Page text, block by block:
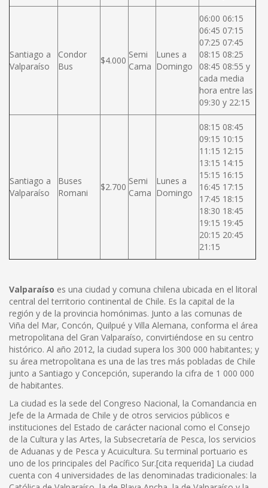
Santiago a
Valparaíso
Condor
Bus
$4.000
Semi
Cama
Lunes a
Domingo
06:00 06:15
06:45 07:15
07:25 07:45
08:15 08:25
08:45 08:55 y
cada media
hora entre las
09:30 y 22:15
Santiago a
Valparaíso
Buses
Romani
$2.700
Semi
Cama
Lunes a
Domingo
08:15 08:45
09:15 10:15
11:15 12:15
13:15 14:15
15:15 16:15
16:45 17:15
17:45 18:15
18:30 18:45
19:15 19:45
20:15 20:45
21:15
Valparaíso es una ciudad y comuna chilena ubicada en el litoral
central del territorio continental de Chile. Es la capital de la
región y de la provincia homónimas. Junto a las comunas de
Viña del Mar, Concón, Quilpué y Villa Alemana, conforma el área
metropolitana del Gran Valparaíso, convirtiéndose en su centro
histórico. Al año 2012, la ciudad supera los 300 000 habitantes; y
su área metropolitana es una de las tres más pobladas de Chile
junto a Santiago y Concepción, superando la cifra de 1 000 000
de habitantes.
La ciudad es la sede del Congreso Nacional, la Comandancia en
Jefe de la Armada de Chile y de otros servicios públicos e
instituciones del Estado de carácter nacional como el Consejo
de la Cultura y las Artes, la Subsecretaría de Pesca, los servicios
de Aduanas y de Pesca y Acuicultura. Su terminal portuario es
uno de los principales del Pacífico Sur.[cita requerida] La ciudad
cuenta con 4 universidades de las denominadas tradicionales: la